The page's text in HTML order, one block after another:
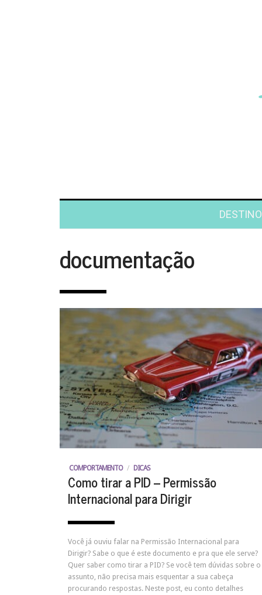
documentação
COMPORTAMENTO / DICAS
Como tirar a PID – Permissão
Internacional para Dirigir
Você já ouviu falar na Permissão Internacional para
Dirigir? Sabe o que é este documento e pra que ele serve?
Quer saber como tirar a PID? Se você tem dúvidas sobre o
assunto, não precisa mais esquentar a sua cabeça
procurando respostas. Neste post, eu conto detalhes